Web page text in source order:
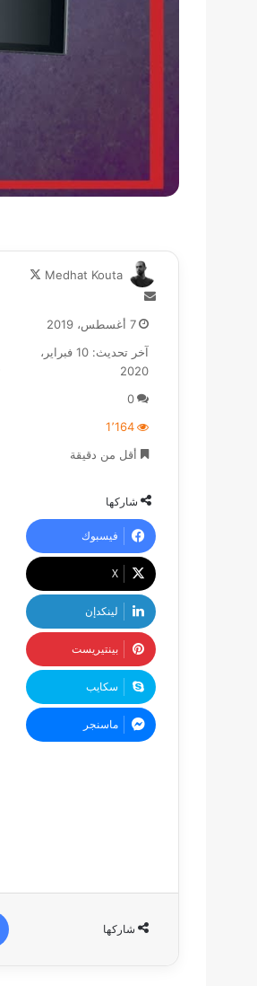
Medhat Kouta
أرسل
إلكترونيا
7 أغسطس، 2019
آخر تحديث: 10 فبراير،
2020
0
1٬164
أقل من دقيقة
شاركها
فيسبوك
‫X
لينكدإن
بينتيريست
سكايب
ماسنجر
شاركها